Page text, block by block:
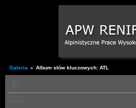
Galeria » Album słów kluczowych: ATL